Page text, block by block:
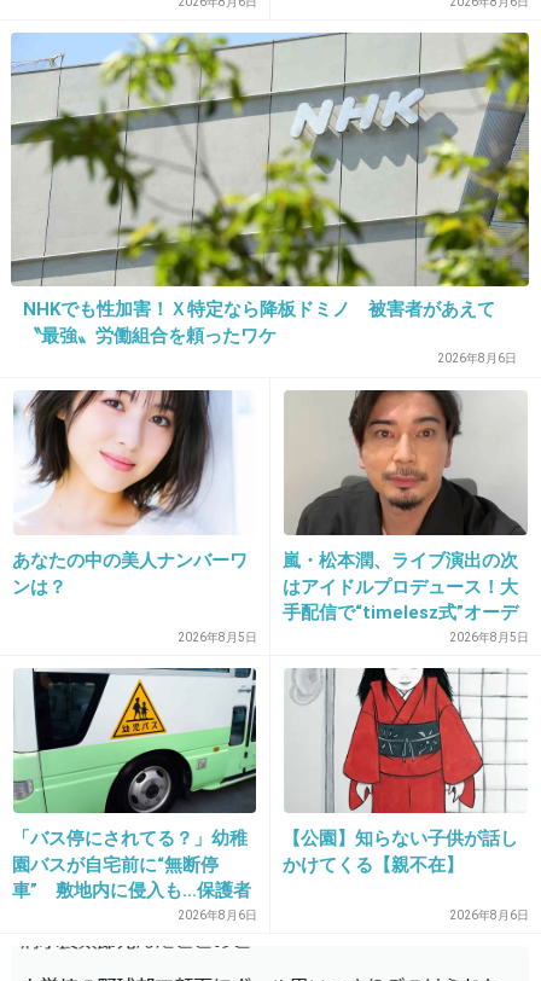
35. 匿名2015/07/15(水) 16:48:19
試着室が順番待ち
+28 -2
36. 匿名 2015/07/15(水) 16:53:02
気に入った商品でも、自分のサイズがない
37. 匿名 2015/07/15(水) 16:54:24
29
そのとおり(´-д-)-3
バーゲンの文字に群がる蛾共…
と、いつも思っております。
+10 -12
38. 匿名2015/07/15(水) 16:56:06
ほかの人が買おうと握っている服が気になる
+86
NHKでも性加害！Ｘ特定なら降板ドミノ 被害者があえて
〝最強〟労働組合を頼ったワケ
2026年8月6日
あなたの中の美人ナンバーワ
ンは？
2026年8月5日
嵐・松本潤、ライブ演出の次
はアイドルプロデュース！大
手配信で“timelesz式”オーデ
ィション番組が進行中か2026年8月5日
「バス停にされてる？」幼稚
園バスが自宅前に“無断停
車” 敷地内に侵入も…保護者
マナーに「我慢の限界」2026年8月6日
【公園】知らない子供が話し
かけてくる【親不在】
2026年8月6日